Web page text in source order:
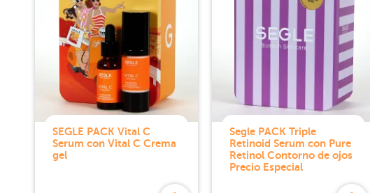
SEGLE PACK Vital C
Serum con Vital C Crema
gel
Segle PACK Triple
Retinoid Serum con Pure
Retinol Contorno de ojos
Precio Especial